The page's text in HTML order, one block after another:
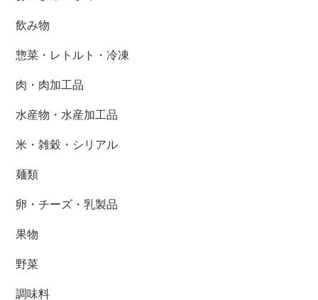
飲み物
惣菜・レトルト・冷凍
肉・肉加工品
水産物・水産加工品
米・雑穀・シリアル
麺類
卵・チーズ・乳製品
果物
野菜
調味料